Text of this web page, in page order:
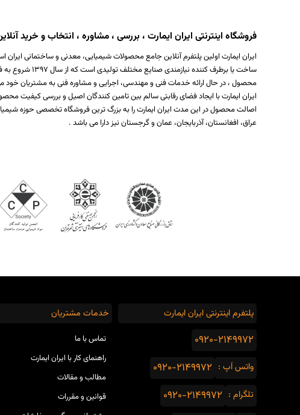
فروشگاه اینترنتی ایران ایمارت ، بررسی ، مشاوره ، انتخاب و خرید
ایران ایمارت اولین پلتفرم آنلاین جامع محصولات شیمیایی، معدنی و ساختمانی
ساخت یا
محصول ، در حال ارائه خدمات فنی و مهندسی، اجرایی و مشاوره فنی به مشتریان خود
ایران ایمارت با ایجاد فضای رقابتی سالم بین تامین کنندگان اصیل و بررسی
اصالت محصول در این مدت ایران ایمارت را به بزرگ ترین فروشگاه تخصصی حوزه
عراق، افغانستان، آذربایجان، عمان و گرجستان نیز دارا می باشد .
پلتفرم اینترنتی ایران ایمارت
0920-2149972
واتس اَپ : 0920-2149972
تلگرام : 0920-2149972
خدمات مشتریان
تماس با ما
راهنمای کار با ایران ایمارت
مطالب و مقالات
قوانین و مقررات